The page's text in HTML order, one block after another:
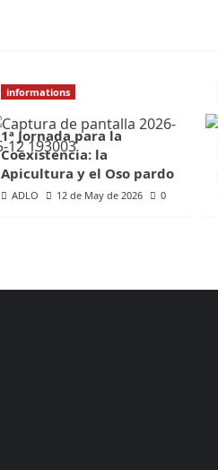
informations
1ª Jornada para la
Coexistencia: la
Apicultura y el Oso pardo
ADLO 12 de May de 2026 0